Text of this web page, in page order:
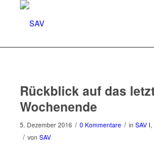
Rückblick auf das
Wochenende
5. Dezember 2016 / 0 Kommentare / in SAV I,
/ von SAV